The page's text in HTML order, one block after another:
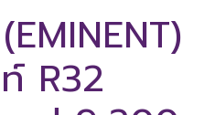
R32